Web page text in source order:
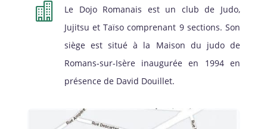

Le Dojo Romanais est un club de Judo,
Jujitsu et Taïso comprenant 9 sections. Son
siège est situé à la Maison du judo de
Romans-sur-Isère inaugurée en 1994 en
présence de David Douillet.